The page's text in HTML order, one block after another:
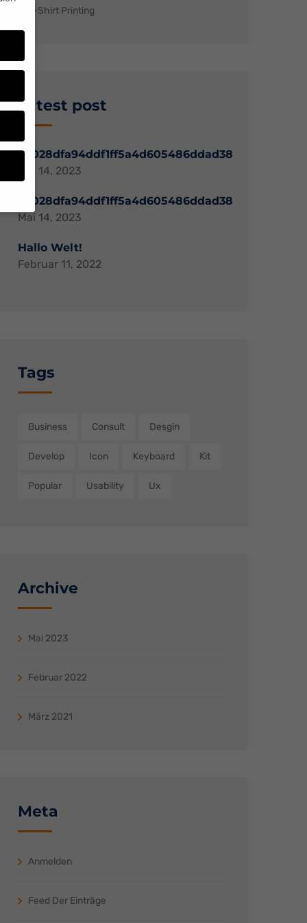
T-Shirt Printing
Latest post
38028dfa94ddf1ff5a4d605486ddad38
Mai 14, 2023
38028dfa94ddf1ff5a4d605486ddad38
Mai 14, 2023
Hallo Welt!
Februar 11, 2022
Tags
Business Consult Desgin
Develop Icon Keyboard Kit
Popular Usability Ux
Archive
Mai 2023
Februar 2022
März 2021
Meta
Anmelden
Feed Der Einträge
von